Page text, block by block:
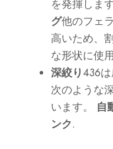
を発揮しま
グ他のフェ
高いため、
な形状に使
深絞り436
次のような
います。 自
ンク.